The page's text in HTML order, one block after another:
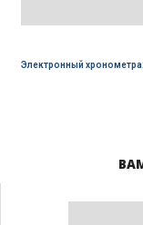
Электронный